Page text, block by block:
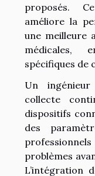
proposés.
améliore la
une meilleure
médicales,
spécifiques de
Un
collecte
dispositifs
des
problèmes
L’intégration